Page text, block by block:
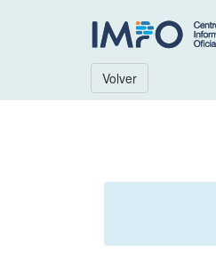
Volver